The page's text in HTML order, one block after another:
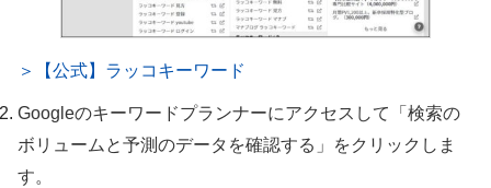
＞【公式】ラッコキーワード
Googleのキーワードプランナーにアクセスして「検索の
ボリュームと予測のデータを確認する」をクリックしま
す。